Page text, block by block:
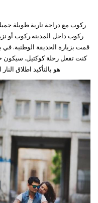
ركوب مع دراجة نارية طويلة
ركوب داخل المدينة.ركوب أو
قمت بزيارة الحديقة الوطنية.
كنت تفعل رحلة كوكتيل. سيكون
هو بالتأكيد اطلاق